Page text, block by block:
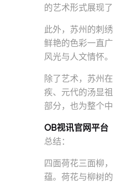
的艺术形式展现
此外，苏州的刺
鲜艳的色彩一直
风光与人文情怀。
除了艺术，苏州
疾、元代的汤显
部分，也为整个
OB视讯官网平台
总结：
四面荷花三面柳
蕴。荷花与柳树